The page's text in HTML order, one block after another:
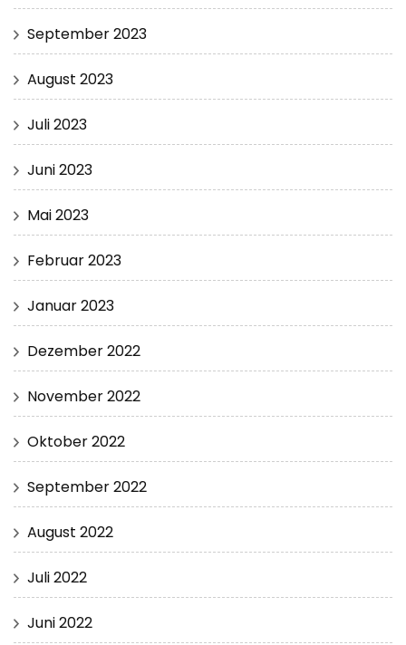
September 2023
August 2023
Juli 2023
Juni 2023
Mai 2023
Februar 2023
Januar 2023
Dezember 2022
November 2022
Oktober 2022
September 2022
August 2022
Juli 2022
Juni 2022